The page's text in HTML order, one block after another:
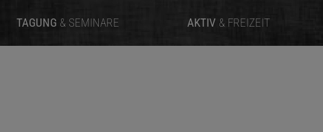
TAGUNG & SEMINARE AKTIV & FREIZEIT